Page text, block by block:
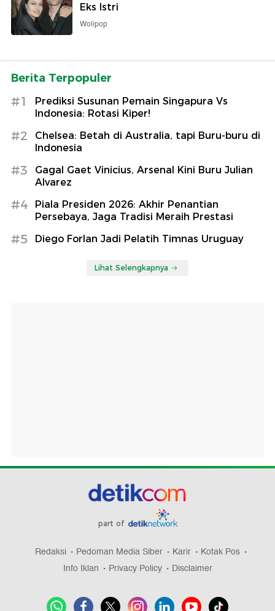
Eks Istri
Wolipop
Berita Terpopuler
#1
Prediksi Susunan Pemain Singapura Vs
Indonesia: Rotasi Kiper!
#2
Chelsea: Betah di Australia, tapi Buru-buru di
Indonesia
#3
Gagal Gaet Vinicius, Arsenal Kini Buru Julian
Alvarez
#4
Piala Presiden 2026: Akhir Penantian
Persebaya, Jaga Tradisi Meraih Prestasi
#5 Diego Forlan Jadi Pelatih Timnas Uruguay
Lihat Selengkapnya
part of
Redaksi Pedoman Media Siber Karir
Kotak Pos
Info Iklan
Privacy Policy Disclaimer